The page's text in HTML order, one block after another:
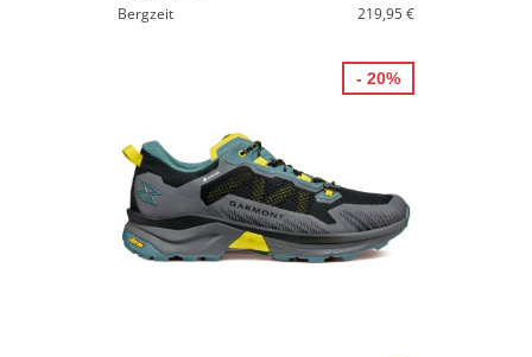
Bergzeit
219,95 €
- 20%